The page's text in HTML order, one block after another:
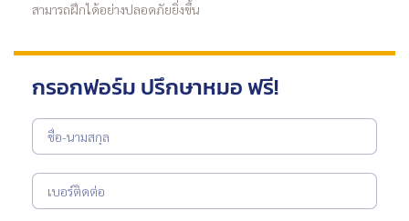
สามารถฝึกได้อย่างปลอดภัยยิ่งขึ้น
กรอกฟอร์ม ปรึกษาหมอ ฟรี!